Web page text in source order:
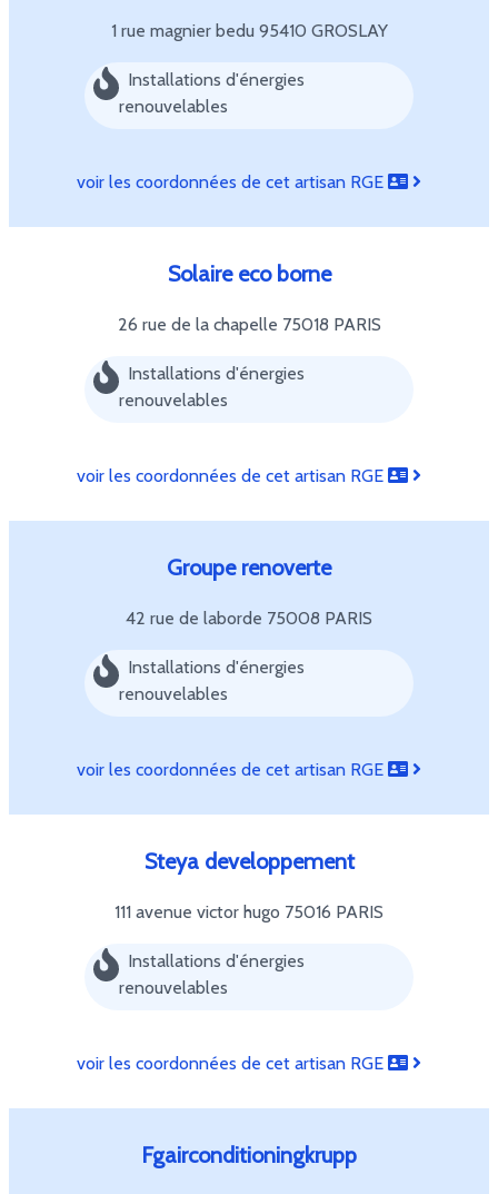
1 rue magnier bedu 95410 GROSLAY
Installations d'énergies
renouvelables
voir les coordonnées de cet artisan RGE
Solaire eco borne
26 rue de la chapelle 75018 PARIS
Installations d'énergies
renouvelables
voir les coordonnées de cet artisan RGE
Groupe renoverte
42 rue de laborde 75008 PARIS
Installations d'énergies
renouvelables
voir les coordonnées de cet artisan RGE
Steya developpement
111 avenue victor hugo 75016 PARIS
Installations d'énergies
renouvelables
voir les coordonnées de cet artisan RGE
Fgairconditioningkrupp